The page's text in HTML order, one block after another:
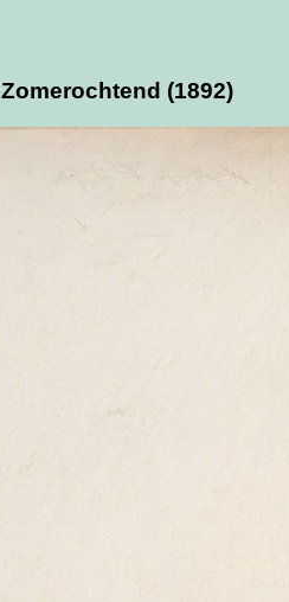
Zomerochtend (1892)